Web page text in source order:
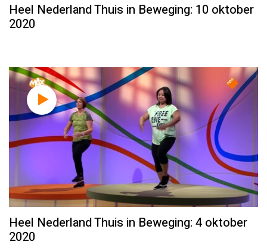
Heel Nederland Thuis in Beweging: 10 oktober
2020
Heel Nederland Thuis in Beweging: 4 oktober
2020